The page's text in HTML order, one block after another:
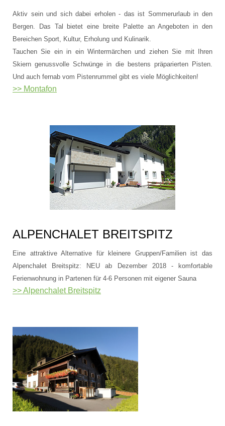
Aktiv sein und sich dabei erholen - das ist Sommerurlaub in den
Bergen. Das Tal bietet eine breite Palette an Angeboten in den
Bereichen Sport, Kultur, Erholung und Kulinarik.
Tauchen Sie ein in ein Wintermärchen und ziehen Sie mit Ihren
Skiern genussvolle Schwünge in die bestens präparierten Pisten.
Und auch fernab vom Pistenrummel gibt es viele Möglichkeiten!
>> Montafon
ALPENCHALET BREITSPITZ
Eine attraktive Alternative für kleinere Gruppen/Familien ist das
Alpenchalet Breitspitz: NEU ab Dezember 2018 - komfortable
Ferienwohnung in Partenen für 4-6 Personen mit eigener Sauna
>> Alpenchalet Breitspitz